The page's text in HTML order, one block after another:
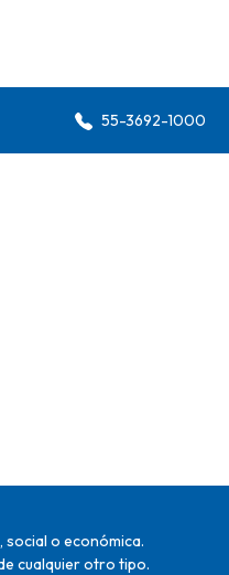
55-3692-1000
o económica.
cualquier otro tipo.